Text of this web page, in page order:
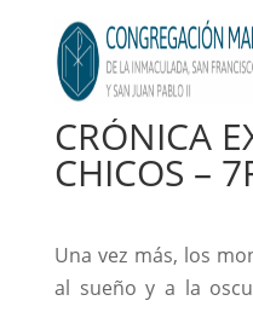
CRÓNICA
CHICOS –
Una vez más, los
al sueño y a la